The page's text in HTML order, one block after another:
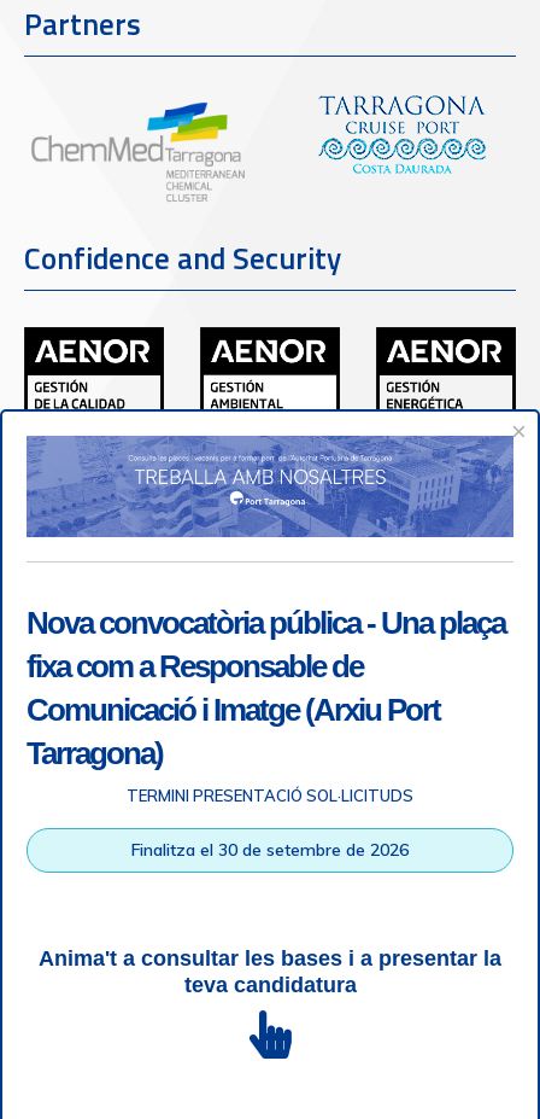
Partners
Confidence and Security
Accessibility Legal note | + info RGPD |Information of
×
Nova convocatòria pública - Una plaça
fixa com a Responsable de
Comunicació i Imatge (Arxiu Port
Tarragona)
TERMINI PRESENTACIÓ SOL·LICITUDS
Finalitza el 30 de setembre de 2026
Anima't a consultar les bases i a presentar la
teva candidatura